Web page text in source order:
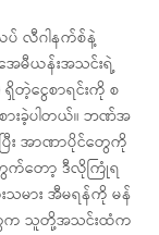
လီဂါနက်စ်နဲ့
ေမီယန်းအသင်းရဲ့
ရှိတဲ့ငွေစာရင်းကို စ
ားခဲ့ပါတယ်။ ဘဏ်အ
း အာဏာပိုင်တွေကို
တွက်တော့ ဒီလိုကြုံရ
သမား အီမရန်ကို မန်
ေက သူတို့အသင်းထံက